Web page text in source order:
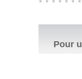
Pour